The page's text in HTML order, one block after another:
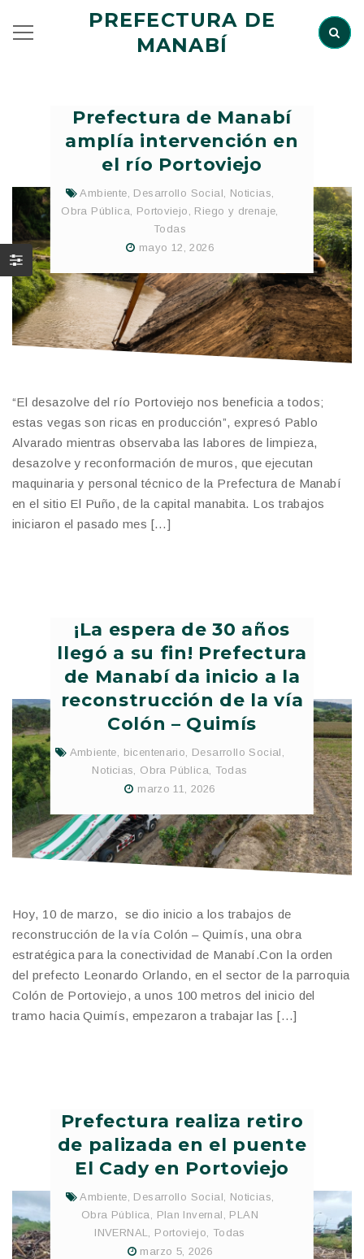
PREFECTURA DE
MANABÍ
Prefectura de Manabí
amplía intervención en
el río Portoviejo
Ambiente, Desarrollo Social, Noticias,
Obra Pública, Portoviejo , Riego y drenaje,
Todas
mayo 12, 2026
“El desazolve del río Portoviejo nos beneficia a todos;
estas vegas son ricas en producción”, expresó Pablo
Alvarado mientras observaba las labores de limpieza,
desazolve y reconformación de muros, que ejecutan
maquinaria y personal técnico de la Prefectura de Manabí
en el sitio El Puño, de la capital manabita. Los trabajos
iniciaron el pasado mes […]
¡La espera de 30 años
llegó a su fin! Prefectura
de Manabí da inicio a la
reconstrucción de la vía
Colón – Quimís
Ambiente, bicentenario, Desarrollo Social ,
Noticias, Obra Pública, Todas
marzo 11, 2026
Hoy, 10 de marzo, se dio inicio a los trabajos de
reconstrucción de la vía Colón – Quimís, una obra
estratégica para la conectividad de Manabí.Con la orden
del prefecto Leonardo Orlando, en el sector de la parroquia
Colón de Portoviejo, a unos 100 metros del inicio del
tramo hacia Quimís, empezaron a trabajar las […]
Prefectura realiza retiro
de palizada en el puente
El Cady en Portoviejo
Ambiente, Desarrollo Social, Noticias,
Obra Pública, Plan Invernal , PLAN
INVERNAL, Portoviejo, Todas
marzo 5, 2026